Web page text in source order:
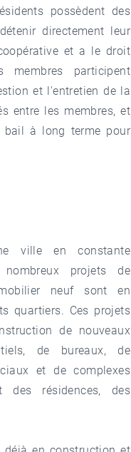
possèdent des
directement leur
et a le droit
membres participent
et l'entretien de la
entre les membres, et
à long terme pour
ville en constante
projets de
neuf sont en
quartiers. Ces projets
de nouveaux
de bureaux, de
et de complexes
des résidences, des